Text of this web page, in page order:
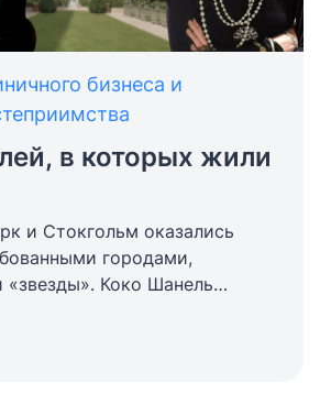
бизнеса и
в которых жили
и Стокгольм оказались
городами,
Коко Шанель